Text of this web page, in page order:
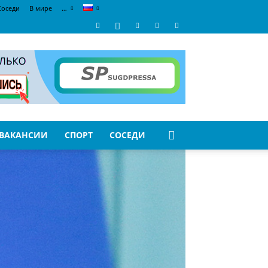
В мире …
СПОРТ СОСЕДИ